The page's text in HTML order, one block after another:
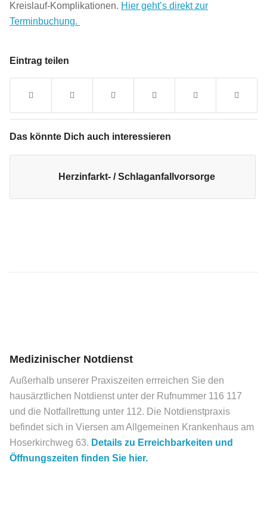
Kreislauf-Komplikationen. Hier geht’s direkt zur
Terminbuchung.
Eintrag teilen
Das könnte Dich auch interessieren
Herzinfarkt- / Schlaganfallvorsorge
Medizinischer Notdienst
Außerhalb unserer Praxiszeiten errreichen Sie den
hausärztlichen Notdienst unter der Rufnummer 116 117
und die Notfallrettung unter 112. Die Notdienstpraxis
befindet sich in Viersen am Allgemeinen Krankenhaus am
Hoserkirchweg 63. Details zu Erreichbarkeiten und
Öffnungszeiten finden Sie hier.